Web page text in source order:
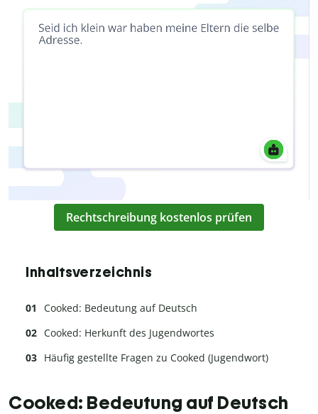
Rechtschreibung kostenlos prüfen
Inhaltsverzeichnis
Cooked: Bedeutung auf Deutsch
Cooked: Herkunft des Jugendwortes
Häufig gestellte Fragen zu Cooked (Jugendwort)
Cooked: Bedeutung auf Deutsch